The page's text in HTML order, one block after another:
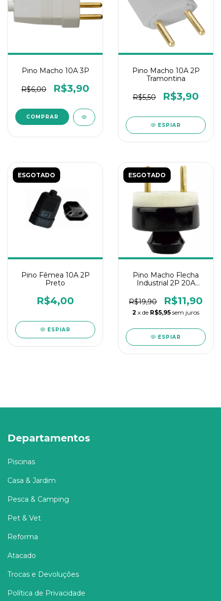
Pino Macho 10A 3P
R$6,00 R$3,90
Pino Macho 10A 2P
Tramontina
R$5,50 R$3,90
ESPIAR
ESGOTADO
Pino Fêmea 10A 2P
Preto
R$4,00
ESPIAR
ESGOTADO
Pino Macho Flecha
Industrial 2P 20A
R$19,90
R$11,90
2 x de R$5,95 sem juros
ESPIAR
Departamentos
Piscinas
Casa & Jardim
Pesca & Camping
Pet & Vet
Reforma
Atacado
Trocas e Devoluções
Política de Privacidade